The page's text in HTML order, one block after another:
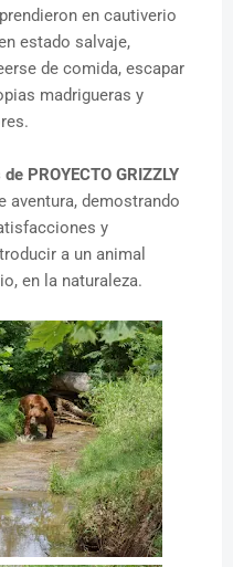
en cautiverio
estado salvaje,
de comida, escapar
madrigueras y
PROYECTO GRIZZLY
aventura, demostrando
y
a un animal
en la naturaleza.